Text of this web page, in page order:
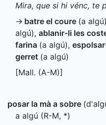
Mira, que si hi vénc, te
→ batre el coure (a algú)
algú), ablanir-li les
farina (a algú),
gerret (a algú)
[Mall. (A-M)]
posar la mà a sobre
a algú (R-M, *)